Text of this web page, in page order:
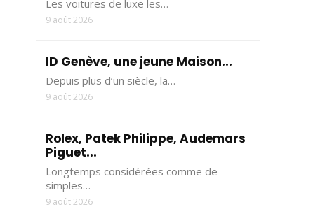
Les voitures de luxe les…
9 août 2026
ID Genève, une jeune Maison...
Depuis plus d’un siècle, la…
9 août 2026
Rolex, Patek Philippe, Audemars
Piguet...
Longtemps considérées comme de
simples…
9 août 2026